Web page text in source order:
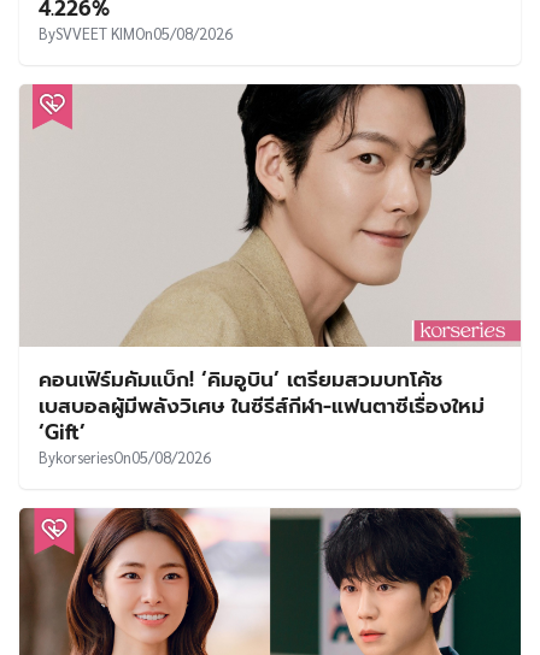
4.226%
BySVVEET KIMOn05/08/2026
คอนเฟิร์มคัมแบ็ก! ‘คิมอูบิน’ เตรียมสวมบทโค้ช
เบสบอลผู้มีพลังวิเศษ ในซีรีส์กีฬา-แฟนตาซีเรื่องใหม่
‘Gift’
BykorseriesOn05/08/2026